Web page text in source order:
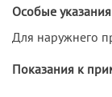
Особые указания
Для наружнего
Показания к